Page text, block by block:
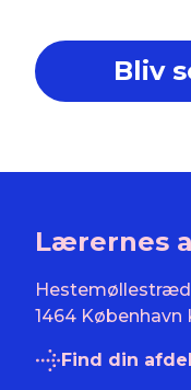
Bliv
Lærernes
1464 København
Find din